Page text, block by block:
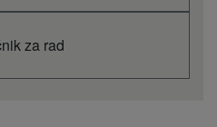
za rad